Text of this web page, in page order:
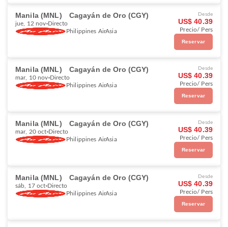
Manila (MNL) Cagayán de Oro (CGY)
jue, 12 nov Directo
Philippines AirAsia
Desde
US$ 40.39
Precio/ Pers
Reservar
Manila (MNL) Cagayán de Oro (CGY)
mar, 10 nov Directo
Philippines AirAsia
Desde
US$ 40.39
Precio/ Pers
Reservar
Manila (MNL) Cagayán de Oro (CGY)
mar, 20 oct Directo
Philippines AirAsia
Desde
US$ 40.39
Precio/ Pers
Reservar
Manila (MNL) Cagayán de Oro (CGY)
sáb, 17 oct Directo
Philippines AirAsia
Desde
US$ 40.39
Precio/ Pers
Reservar